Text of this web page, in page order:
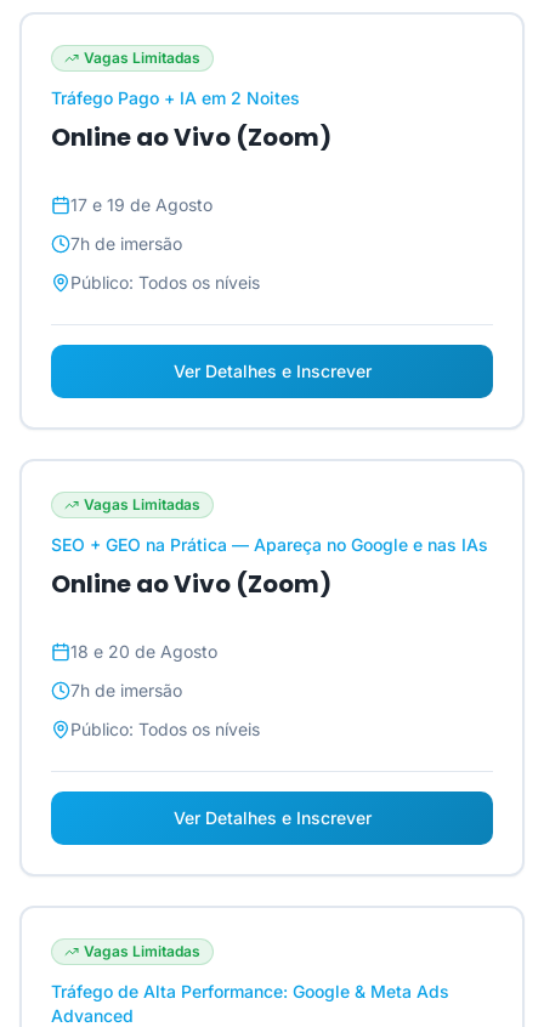
Vagas Limitadas
Tráfego Pago + IA em 2 Noites
Online ao Vivo (Zoom)
17 e 19 de Agosto
7h de imersão
Público: Todos os níveis
Ver Detalhes e Inscrever
Vagas Limitadas
SEO + GEO na Prática — Apareça no Google e nas IAs
Online ao Vivo (Zoom)
18 e 20 de Agosto
7h de imersão
Público: Todos os níveis
Ver Detalhes e Inscrever
Vagas Limitadas
Tráfego de Alta Performance: Google & Meta Ads
Advanced